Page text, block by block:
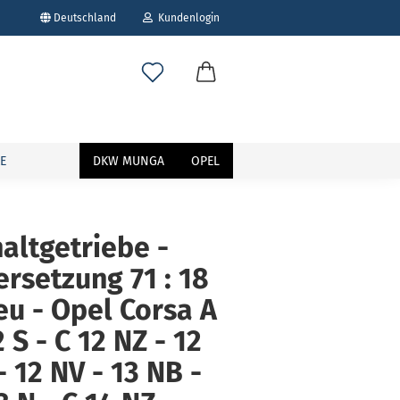
Deutschland Kundenlogin
vergessen?
DKW MUNGA OPEL
-
71 : 18
- Opel Corsa A
S - C 12 NZ - 12
12 NV - 13 NB -